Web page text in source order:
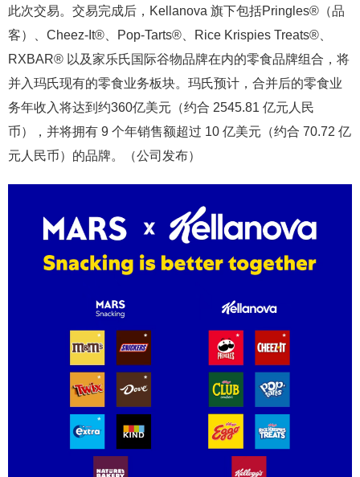
此次交易。交易完成后，Kellanova 旗下包括Pringles®（品
客）、Cheez-It®、Pop-Tarts®、Rice Krispies Treats®、
RXBAR® 以及家乐氏国际谷物品牌在内的零食品牌组合，将
并入玛氏现有的零食业务板块。玛氏预计，合并后的零食业
务年收入将达到约360亿美元（约合 2545.81 亿元人民
币），并将拥有 9 个年销售额超过 10 亿美元（约合 70.72 亿
元人民币）的品牌。（公司发布）